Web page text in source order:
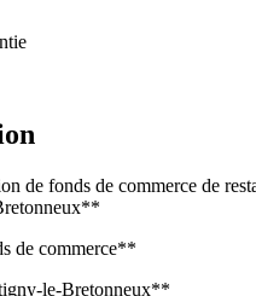
de fonds de commerce de
de commerce**
le-Bretonneux**